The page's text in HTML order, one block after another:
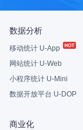
数据分析
移动统计 U-App
网站统计 U-Web
小程序统计 U-Mini
数据开放平台 U-DOP
商业化